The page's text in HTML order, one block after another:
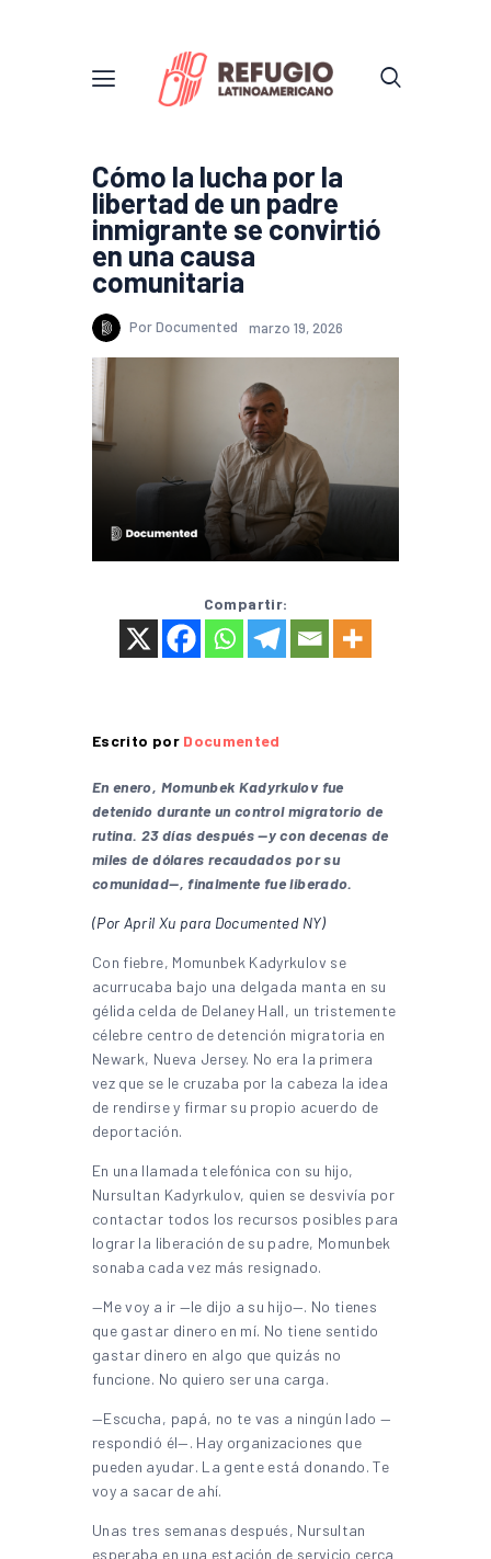
Cómo la lucha por la
libertad de un padre
inmigrante se convirtió
en una causa
comunitaria
Por Documented marzo 19, 2026
Compartir:
Escrito por Documented
En enero, Momunbek Kadyrkulov fue
detenido durante un control migratorio de
rutina. 23 días después —y con decenas de
miles de dólares recaudados por su
comunidad—, finalmente fue liberado.
(Por April Xu para Documented NY)
Con fiebre, Momunbek Kadyrkulov se
acurrucaba bajo una delgada manta en su
gélida celda de Delaney Hall, un tristemente
célebre centro de detención migratoria en
Newark, Nueva Jersey. No era la primera
vez que se le cruzaba por la cabeza la idea
de rendirse y firmar su propio acuerdo de
deportación.
En una llamada telefónica con su hijo,
Nursultan Kadyrkulov, quien se desvivía por
contactar todos los recursos posibles para
lograr la liberación de su padre, Momunbek
sonaba cada vez más resignado.
—Me voy a ir —le dijo a su hijo—. No tienes
que gastar dinero en mí. No tiene sentido
gastar dinero en algo que quizás no
funcione. No quiero ser una carga.
—Escucha, papá, no te vas a ningún lado —
respondió él—. Hay organizaciones que
pueden ayudar. La gente está donando. Te
voy a sacar de ahí.
Unas tres semanas después, Nursultan
esperaba en una estación de servicio cerca